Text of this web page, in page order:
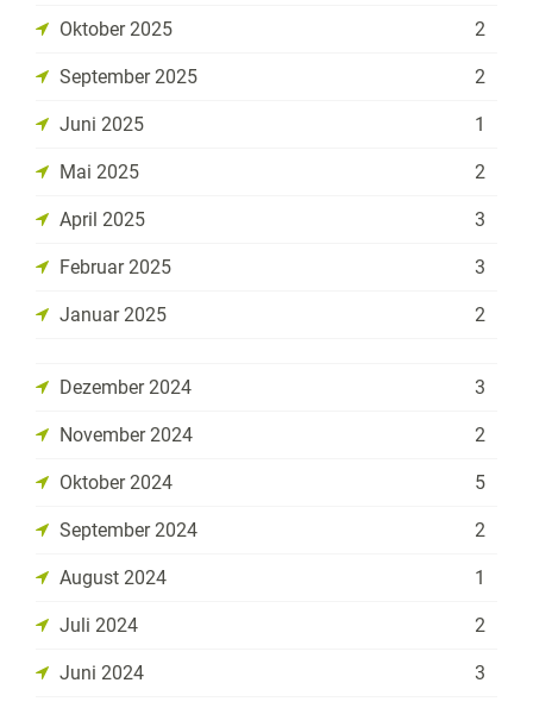
Oktober 2025 2
September 2025 2
Juni 2025 1
Mai 2025 2
April 2025 3
Februar 2025 3
Januar 2025 2
Dezember 2024 3
November 2024 2
Oktober 2024 5
September 2024 2
August 2024 1
Juli 2024 2
Juni 2024 3